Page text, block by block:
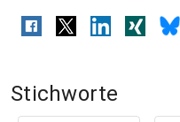
Stichworte